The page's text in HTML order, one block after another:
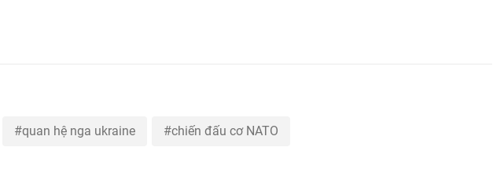
quan hệ nga ukraine chiến đấu cơ NATO